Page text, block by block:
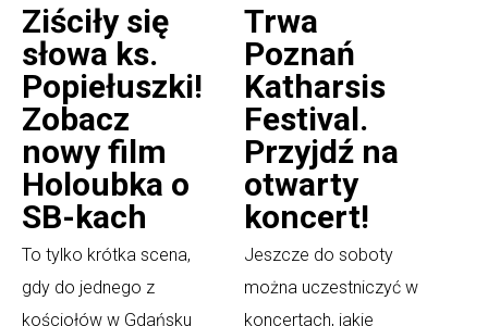
Ziściły się
słowa ks.
Popiełuszki!
Zobacz
nowy film
Holoubka o
SB-kach
To tylko krótka scena,
gdy do jednego z
kościołów w Gdańsku
Trwa
Poznań
Katharsis
Festival.
Przyjdź na
otwarty
koncert!
Jeszcze do soboty
można uczestniczyć w
koncertach, jakie